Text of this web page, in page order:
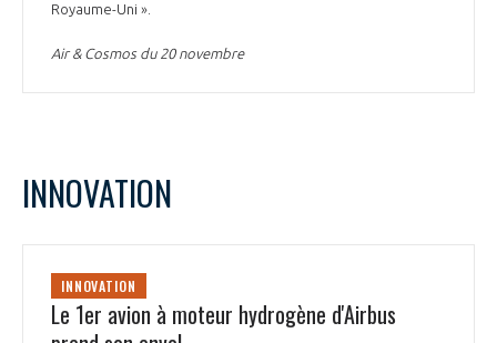
Royaume-Uni ».
Air & Cosmos du 20 novembre
INNOVATION
INNOVATION
Le 1er avion à moteur hydrogène d'Airbus